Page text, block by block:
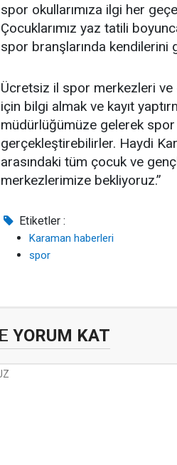
spor okullarımıza ilgi her
Çocuklarımız yaz tatili
spor branşlarında kendilerini
Ücretsiz il spor merkezleri ve
için bilgi almak ve kayıt
müdürlüğümüze gelerek
gerçekleştirebilirler. Haydi
arasındaki tüm çocuk ve
merkezlerimize bekliyoruz.”
Etiketler :
Karaman haberleri
spor
YORUM KAT